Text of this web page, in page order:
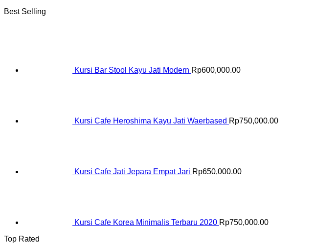
Best Selling
Kursi Bar Stool Kayu Jati Modern Rp600,000.00
Kursi Cafe Heroshima Kayu Jati Waerbased Rp750,000.00
Kursi Cafe Jati Jepara Empat Jari Rp650,000.00
Kursi Cafe Korea Minimalis Terbaru 2020 Rp750,000.00
Top Rated